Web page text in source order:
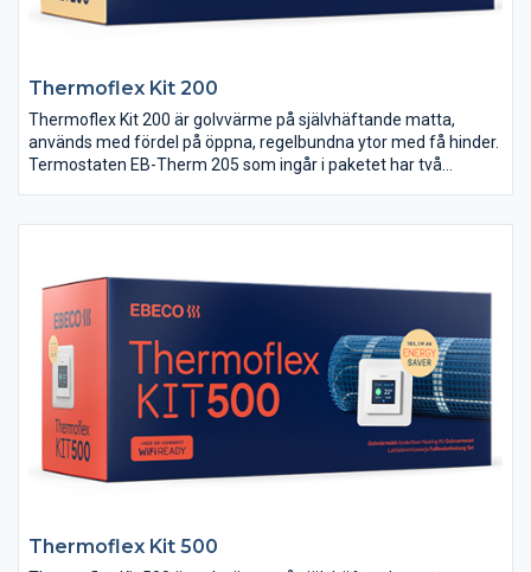
Thermoflex Kit 200
Thermoflex Kit 200 är golvvärme på självhäftande matta,
används med fördel på öppna, regelbundna ytor med få hinder.
Termostaten EB-Therm 205 som ingår i paketet har två
Thermoflex Kit 500